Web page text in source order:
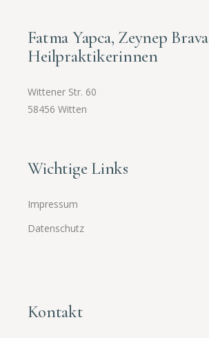
Fatma Yapca, Zeynep Brava
Heilpraktikerinnen
Wittener Str. 60
58456 Witten
Wichtige Links
Impressum
Datenschutz
Kontakt